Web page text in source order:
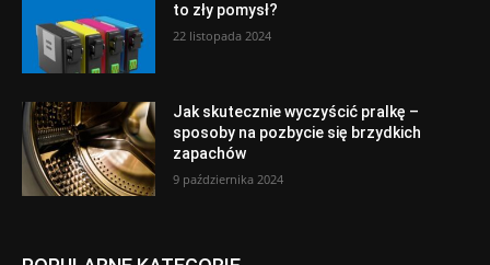
to zły pomysł?
22 listopada 2024
Jak skutecznie wyczyścić pralkę –
sposoby na pozbycie się brzydkich
zapachów
9 października 2024